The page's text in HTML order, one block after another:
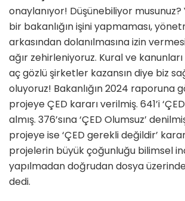
onaylanıyor! Düşünebiliyor musunuz?
bir bakanlığın işini yapmaması,
arkasından dolanılmasına izin
ağır zehirleniyoruz. Kural ve
aç gözlü şirketler kazansın diye biz
oluyoruz! Bakanlığın 2024 raporuna
projeye ÇED kararı verilmiş. 641’i
almış. 376’sına ‘ÇED Olumsuz’
projeye ise ‘ÇED gerekli değildir’
projelerin büyük çoğunluğu bilimsel
yapılmadan doğrudan dosya
dedi.